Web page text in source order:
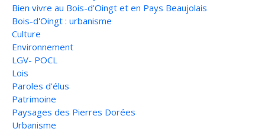
Bien vivre au Bois-d'Oingt et en Pays Beaujolais
Bois-d'Oingt : urbanisme
Culture
Environnement
LGV- POCL
Lois
Paroles d'élus
Patrimoine
Paysages des Pierres Dorées
Urbanisme